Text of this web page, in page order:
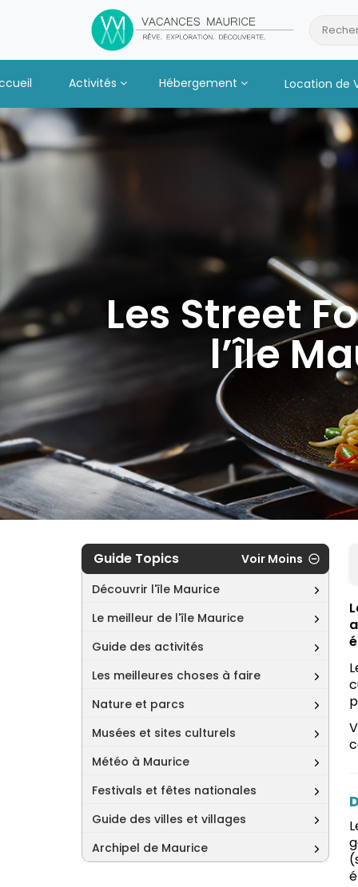
Activités Hébergement Location de
Les Street
l’île
Guide Topics
Voir Moins
Découvrir l'île Maurice
Le meilleur de l'île Maurice
Guide des activités
Les meilleures choses à faire
Nature et parcs
Musées et sites culturels
Météo à Maurice
Festivals et fêtes nationales
Guide des villes et villages
Archipel de Maurice